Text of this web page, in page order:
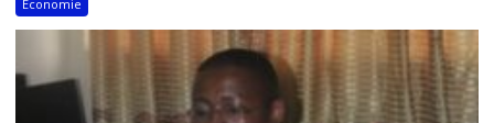
Economie